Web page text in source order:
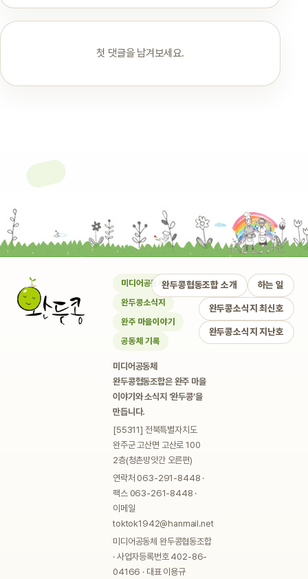
첫 댓글을 남겨보세요.
미디어공동체
완두콩소식지
완주 마을이야기
공동체 기록
미디어공동체
완두콩협동조합은 완주 마을
이야기와 소식지 ‘완두콩’을
만듭니다.
[55311] 전북특별자치도
완주군 고산면 고산로 100
2층(청촌방앗간 오른편)
연락처 063-291-8448 ·
팩스 063-261-8448 ·
이메일
toktok1942@hanmail.net
미디어공동체 완두콩협동조합
· 사업자등록번호 402-86-
04166 · 대표 이용규
완두콩협동조합 소개 하는 일
완두콩소식지 최신호
완두콩소식지 지난호